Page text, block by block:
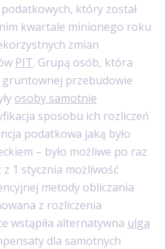
który został
kwartale minionego roku
zmian
PIT. Grupą osób, która
gruntownej przebudowie
osoby samotnie
sposobu ich rozliczeń
podatkowa jaką było
– było możliwe po raz
1 stycznia możliwość
metody obliczania
z rozliczenia
wstąpiła alternatywna ulga
dla samotnych